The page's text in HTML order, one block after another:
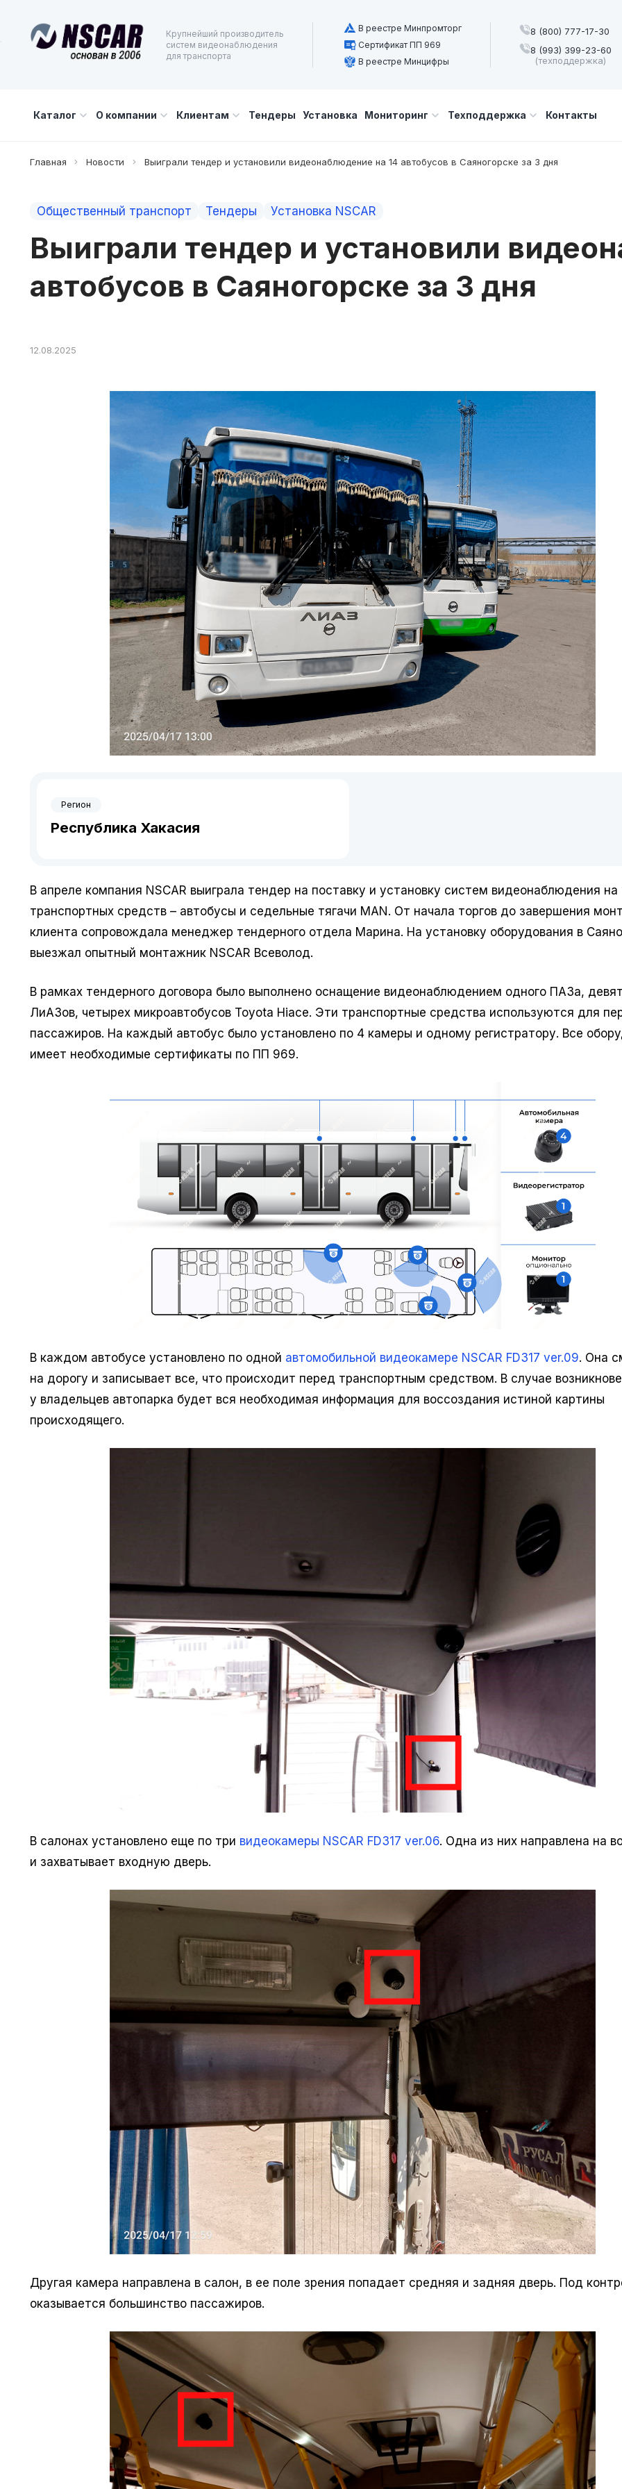
Крупнейший производитель
систем видеонаблюдения
для транспорта
В реестре Минпромторг
Сертификат ПП 969
В реестре Минцифры
8 (800) 777-17-30
8 (993) 399-23-60
(техподдержка)
Каталог О компании Клиентам Тендеры Установка Мониторинг Техподдержка Контакты
Главная Новости Выиграли тендер и установили видеонаблюдение на 14 автобусов в Саяногорске за 3 дня
Общественный транспорт Тендеры Установка NSCAR
Выиграли тендер и установили
автобусов в Саяногорске за 3 дня
12.08.2025
Регион
Республика Хакасия
В апреле компания NSCAR выиграла тендер на поставку и установку систем видеонаблюдения на
транспортных средств – автобусы и седельные тягачи MAN. От начала торгов до завершения
клиента сопровождала менеджер тендерного отдела Марина. На установку оборудования в
выезжал опытный монтажник NSCAR Всеволод.
В рамках тендерного договора было выполнено оснащение видеонаблюдением одного ПАЗа,
ЛиАЗов, четырех микроавтобусов Toyota Hiace. Эти транспортные средства используются для
пассажиров. На каждый автобус было установлено по 4 камеры и одному регистратору. Все
имеет необходимые сертификаты по ПП 969.
В каждом автобусе установлено по одной автомобильной видеокамере NSCAR FD317 ver.09. Она
на дорогу и записывает все, что происходит перед транспортным средством. В случае
у владельцев автопарка будет вся необходимая информация для воссоздания истиной картины
происходящего.
В салонах установлено еще по три видеокамеры NSCAR FD317 ver.06. Одна из них направлена на
и захватывает входную дверь.
Другая камера направлена в салон, в ее поле зрения попадает средняя и задняя дверь. Под
оказывается большинство пассажиров.
Автомобильный
NSCAR F864 ver.02
ГЛОНАСС+WiFi (4 канала,
сертификат 969)